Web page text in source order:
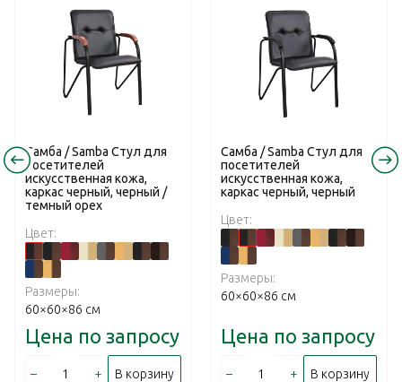
Самба / Samba Стул для
посетителей
искусственная кожа,
каркас черный, черный /
темный орех
Цвет:
Размеры:
60×60×86 см
Цена по запросу
– + В корзину
Самба / Samba Стул для
посетителей
искусственная кожа,
каркас черный, черный
Цвет:
Размеры:
60×60×86 см
Цена по запросу
– + В корзину